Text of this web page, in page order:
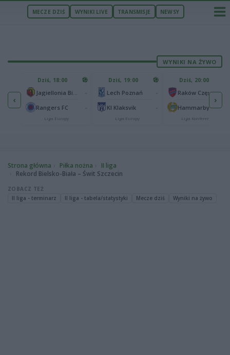
MECZE DZIŚ WYNIKI LIVE TRANSMISJE NEWSY
WYNIKI NA ŻYWO
‹
1
0
Dziś, 18:00
Rangers FC
Liga Europy
Dziś, 19:00
Lech Poznań
KI Klaksvik
Liga Europy
Dziś, 20:00
Raków Częstochowa
Hammarby IF
Liga Konferencji
›
Strona główna Piłka nożna
II liga
Rekord Bielsko-Biała – Świt Szczecin
ZOBACZ TEŻ
II liga - terminarz
II liga - tabela/statystyki Mecze dziś Wyniki na żywo